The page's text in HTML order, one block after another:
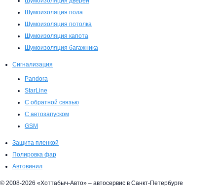
Шумоизоляция пола
Шумоизоляция потолка
Шумоизоляция капота
Шумоизоляция багажника
Сигнализация
Pandora
StarLine
С обратной связью
С автозапуском
GSM
Защита пленкой
Полировка фар
Автовинил
© 2008-2026 «Хоттабыч-Авто» – автосервис в Санкт-Петербурге